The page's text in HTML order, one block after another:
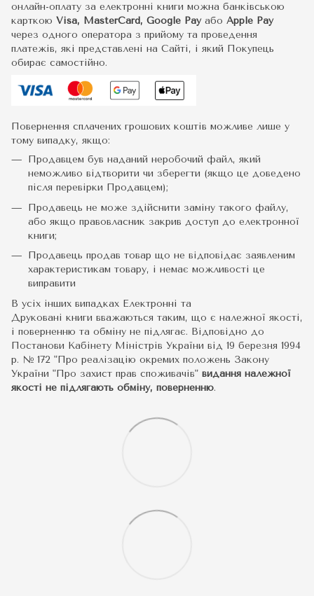
онлайн-оплату за електронні книги можна банківською
карткою Visa, MasterCard, Google Pay або Apple Pay
через одного оператора з прийому та проведення
платежів, які представлені на Сайті, і який Покупець
обирає самостійно.
Повернення сплачених грошових коштів можливе лише у
тому випадку, якщо:
Продавцем був наданий неробочий файл, який
неможливо відтворити чи зберегти (якщо це доведено
після перевірки Продавцем);
Продавець не може здійснити заміну такого файлу,
або якщо правовласник закрив доступ до електронної
книги;
Продавець продав товар що не відповідає заявленим
характеристикам товару, і немає можливості це
виправити
В усіх інших випадках Електронні та
Друковані книги вважаються таким, що є належної якості,
і поверненню та обміну не підлягає. Відповідно до
Постанови Кабінету Міністрів України від 19 березня 1994
р. № 172 "Про реалізацію окремих положень Закону
України "Про захист прав споживачів" видання належної
якості не підлягають обміну, поверненню.